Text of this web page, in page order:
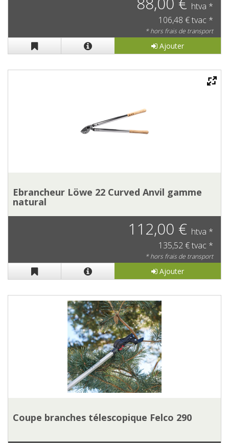
htva *
106,48 € tvac *
* hors frais de transport
Ajouter
Ebrancheur Löwe 22 Curved Anvil gamme
natural
112,00 € htva *
135,52 € tvac *
* hors frais de transport
Ajouter
Coupe branches télescopique Felco 290